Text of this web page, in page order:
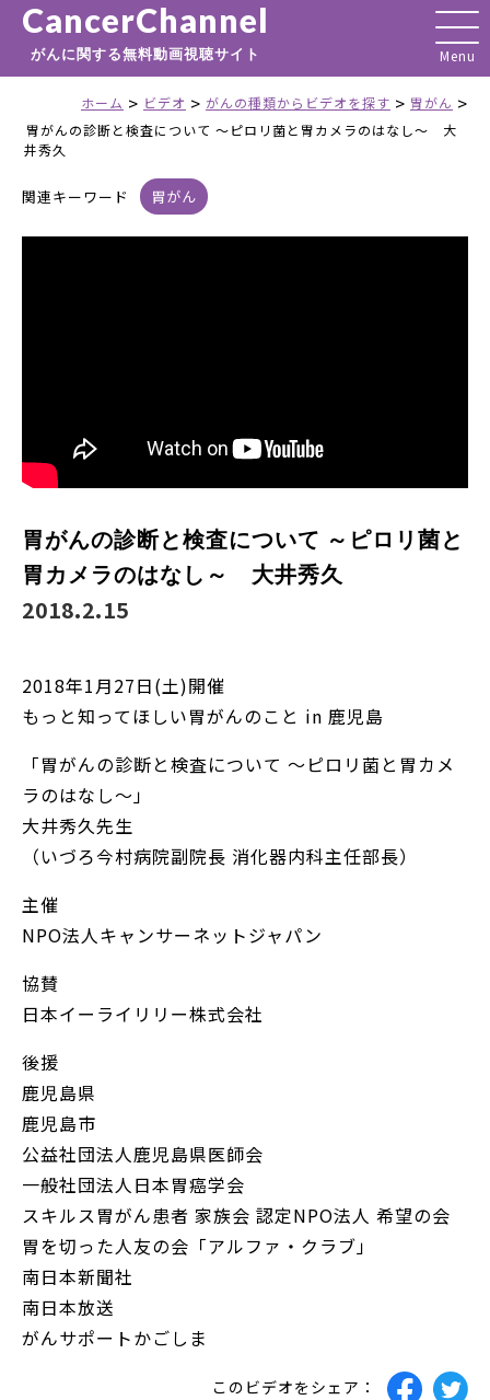
CancerChannel
がんに関する無料動画視聴サイト
ホーム > ビデオ > がんの種類からビデオを探す > 胃がん >
胃がんの診断と検査について ～ピロリ菌と胃カメラのはなし～ 大
井秀久
関連キーワード 胃がん
胃がんの診断と検査について ～ピロリ菌と
胃カメラのはなし～ 大井秀久
2018.2.15
2018年1月27日(土)開催
もっと知ってほしい胃がんのこと in 鹿児島
「胃がんの診断と検査について ～ピロリ菌と胃カメ
ラのはなし～」
大井秀久先生
（いづろ今村病院副院長 消化器内科主任部長）
主催
NPO法人キャンサーネットジャパン
協賛
日本イーライリリー株式会社
後援
鹿児島県
鹿児島市
公益社団法人鹿児島県医師会
一般社団法人日本胃癌学会
スキルス胃がん患者 家族会 認定NPO法人 希望の会
胃を切った人友の会「アルファ・クラブ」
南日本新聞社
南日本放送
がんサポートかごしま
このビデオをシェア：